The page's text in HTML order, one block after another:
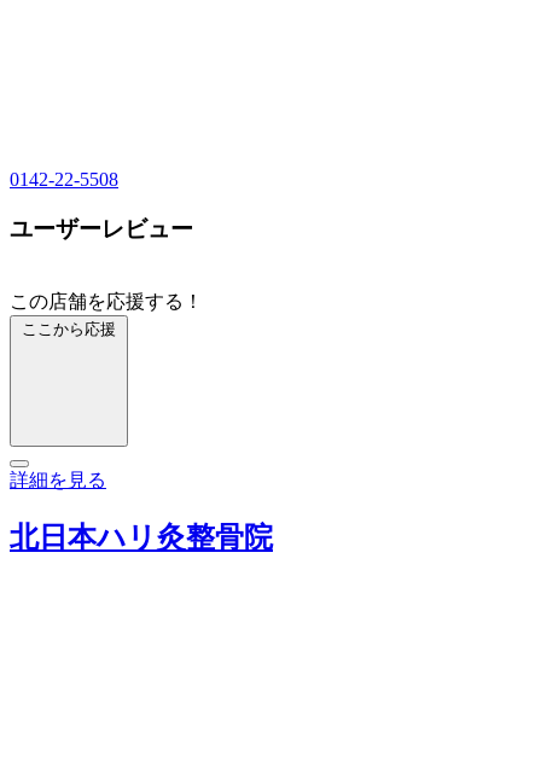
0142-22-5508
ユーザーレビュー
この店舗を応援する！
ここから応援
詳細を見る
北日本ハリ灸整骨院